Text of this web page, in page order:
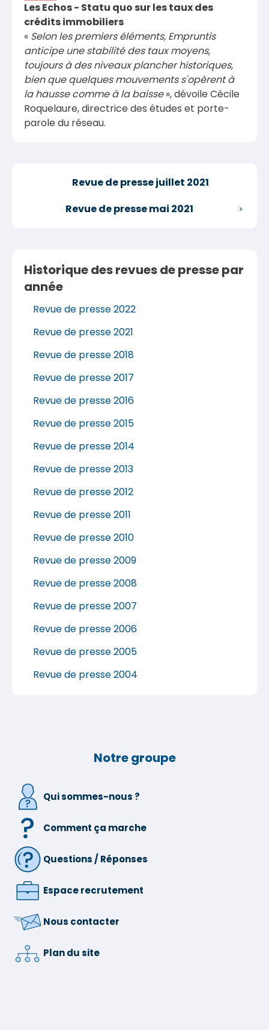
Les Echos - Statu quo sur les taux des
crédits immobiliers
« Selon les premiers éléments, Empruntis
anticipe une stabilité des taux moyens,
toujours à des niveaux plancher historiques,
bien que quelques mouvements s'opèrent à
la hausse comme à la baisse», dévoile Cécile
Roquelaure, directrice des études et porte-
parole du réseau.
Revue de presse juillet 2021
Revue de presse mai 2021
Historique des revues de presse par
année
Revue de presse 2022
Revue de presse 2021
Revue de presse 2018
Revue de presse 2017
Revue de presse 2016
Revue de presse 2015
Revue de presse 2014
Revue de presse 2013
Revue de presse 2012
Revue de presse 2011
Revue de presse 2010
Revue de presse 2009
Revue de presse 2008
Revue de presse 2007
Revue de presse 2006
Revue de presse 2005
Revue de presse 2004
Notre groupe
Qui sommes-nous ?
Comment ça marche
Questions / Réponses
Espace recrutement
Nous contacter
Plan du site